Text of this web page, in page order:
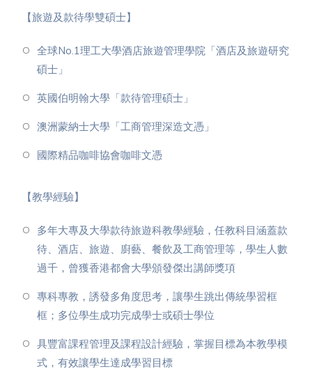
【旅遊及款待學雙碩士】
⁠全球No.1理工大學酒店旅遊管理學院「酒店及旅遊研究
碩士」
⁠英國伯明翰大學「款待管理碩士」
⁠澳洲蒙納士大學「工商管理深造文憑」
⁠國際精品咖啡協會咖啡文憑
【教學經驗】
⁠多年大專及大學款待旅遊科教學經驗，任教科目涵蓋款
待、酒店、旅遊、廚藝、餐飲及工商管理等，學生人數
過千，曾獲香港都會大學頒發傑出講師獎項
⁠專科專教，誘發多角度思考，讓學生跳出傳統學習框
框；多位學生成功完成學士或碩士學位
⁠具豐富課程管理及課程設計經驗，掌握目標為本教學模
式，有效讓學生達成學習目標